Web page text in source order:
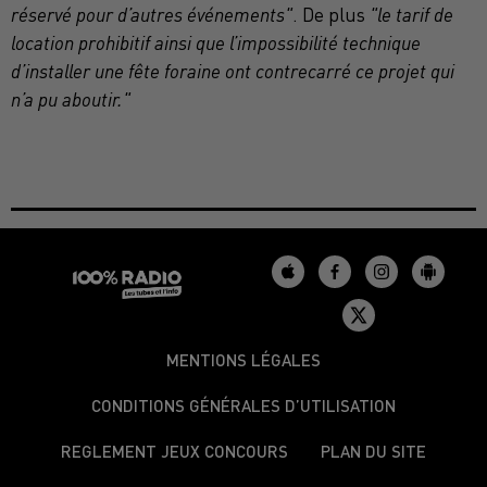
réservé pour d’autres événements" . De plus "le tarif de
location prohibitif ainsi que l’impossibilité technique
d’installer une fête foraine ont contrecarré ce projet qui
n’a pu aboutir."
MENTIONS LÉGALES
CONDITIONS GÉNÉRALES D’UTILISATION
REGLEMENT JEUX CONCOURS PLAN DU SITE